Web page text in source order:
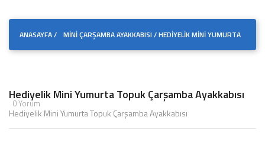
ANASAYFA/ MİNİ ÇARŞAMBA AYAKKABISI /HEDIYELIK MINI YUMURTA
Hediyelik Mini Yumurta Topuk Çarşamba Ayakkabısı
0 Yorum
Hediyelik Mini Yumurta Topuk Çarşamba Ayakkabısı